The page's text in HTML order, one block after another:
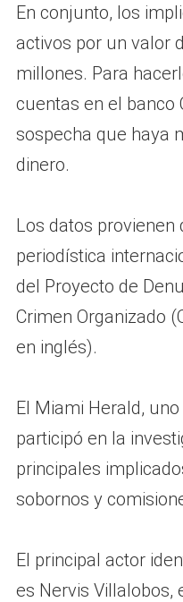
En conjunto, los
activos por un valor
millones. Para
cuentas en el banco
sospecha que haya
dinero.
Los datos provienen
periodística
del Proyecto de
Crimen Organizado
en inglés).
El Miami Herald,
participó en la
principales
sobornos y
El principal actor
es Nervis Villalobos,